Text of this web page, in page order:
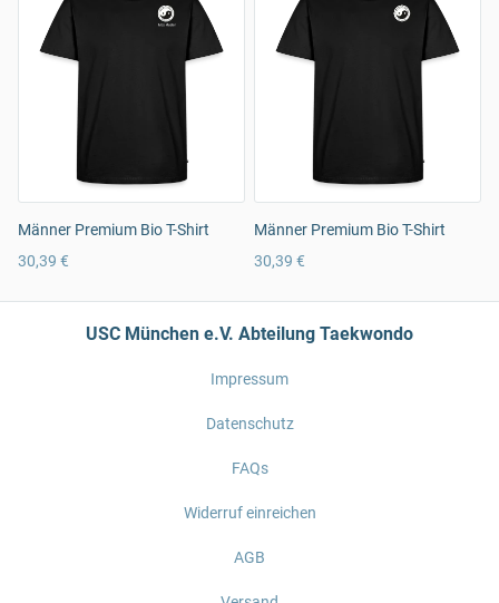
Männer Premium Bio T-Shirt
30,39 €
Männer Premium Bio T-Shirt
30,39 €
USC München e.V. Abteilung Taekwondo
Impressum
Datenschutz
FAQs
Widerruf einreichen
AGB